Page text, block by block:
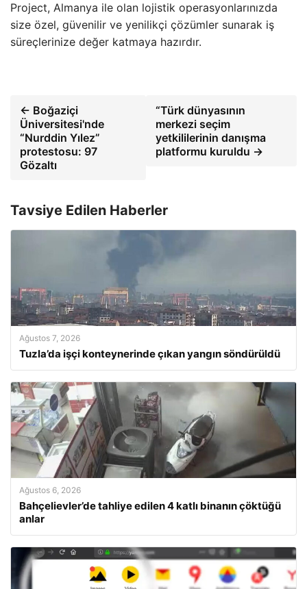
Project, Almanya ile olan lojistik operasyonlarınızda
size özel, güvenilir ve yenilikçi çözümler sunarak iş
süreçlerinize değer katmaya hazırdır.
← Boğaziçi
Üniversitesi'nde
“Nurddin Yılez”
protestosu: 97
Gözaltı
“Türk dünyasının
merkezi seçim
yetkililerinin danışma
platformu kuruldu →
Tavsiye Edilen Haberler
Ağustos 7, 2026
Tuzla’da işçi konteynerinde çıkan yangın söndürüldü
Ağustos 6, 2026
Bahçelievler’de tahliye edilen 4 katlı binanın çöktüğü
anlar